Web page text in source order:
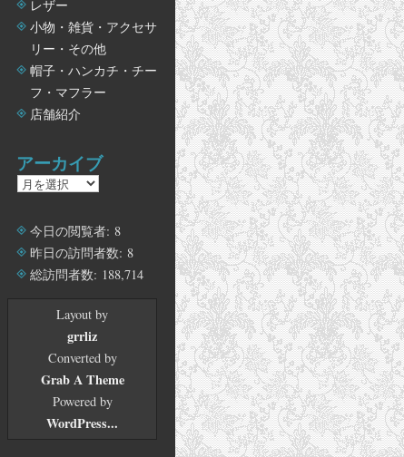
レザー
小物・雑貨・アクセサ
リー・その他
帽子・ハンカチ・チー
フ・マフラー
店舗紹介
アーカイブ
ア
カ
イ
ブ
今日の閲覧者: 8
昨日の訪問者数: 8
総訪問者数: 188,714
Layout by
grrliz
Converted by
Grab A Theme
Powered by
WordPress...